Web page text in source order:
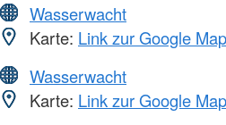
Wasserwacht
Karte: Link zur Google
Wasserwacht
Karte: Link zur Google